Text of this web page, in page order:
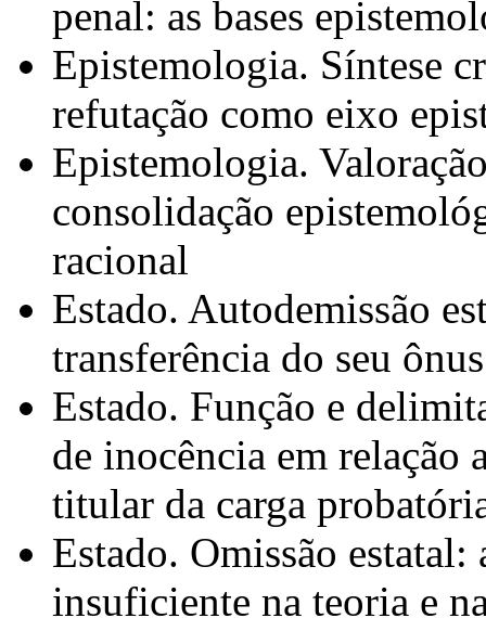
penal: as bases
Epistemologia. Síntese
refutação como eixo
Epistemologia.
consolidação
racional
Estado. Autodemissão
transferência do seu
Estado. Função e
de inocência em relação
titular da carga
Estado. Omissão
insuficiente na teoria e